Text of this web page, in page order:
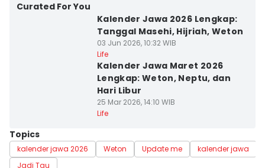
Curated For You
Kalender Jawa 2026 Lengkap:
Tanggal Masehi, Hijriah, Weton
03 Jun 2026, 10:32 WIB
Life
Kalender Jawa Maret 2026
Lengkap: Weton, Neptu, dan
Hari Libur
25 Mar 2026, 14:10 WIB
Life
Topics
kalender jawa 2026 Weton Update me kalender jawa
Jadi Tau